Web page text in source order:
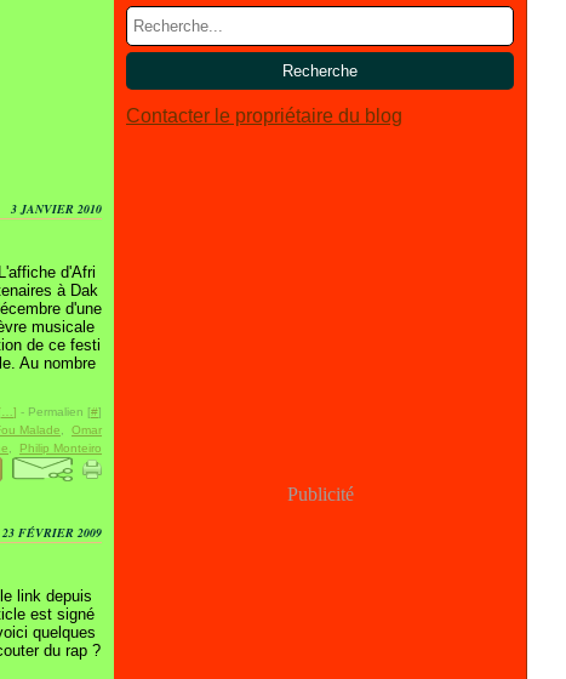
3 JANVIER 2010
d'Afri
à Dak
d'une
musicale
de ce festi
Au nombre
] - Permalien [#]
Malade
Omar
Philip Monteiro
23 FÉVRIER 2009
link depuis
est signé
quelques
du rap ?
Contacter le propriétaire du blog
Publicité